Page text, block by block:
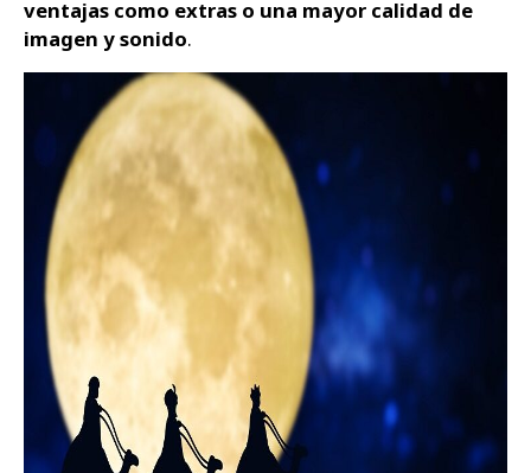
ventajas como extras o una mayor calidad de
imagen y sonido.